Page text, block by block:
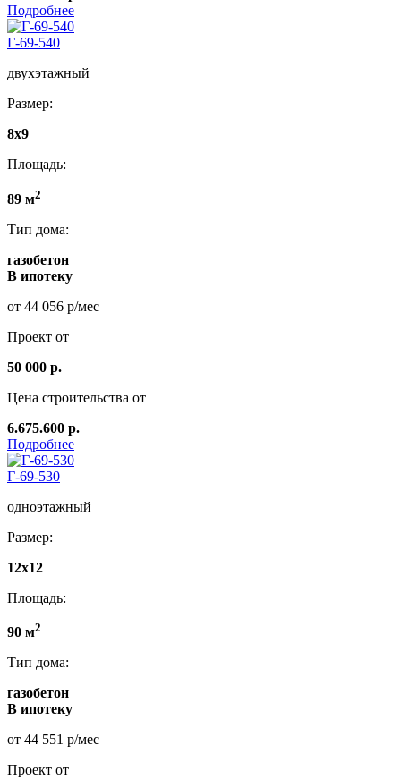
Подробнее
Г-69-540
двухэтажный
Размер:
8х9
Площадь:
89 м2
Тип дома:
газобетон
В ипотеку
от 44 056 р/мес
Проект от
50 000 р.
Цена строительства от
6.675.600 р.
Подробнее
Г-69-530
одноэтажный
Размер:
12х12
Площадь:
90 м2
Тип дома:
газобетон
В ипотеку
от 44 551 р/мес
Проект от